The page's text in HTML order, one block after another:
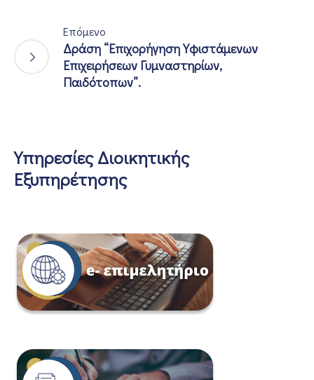
Επόμενο
Δράση “Επιχορήγηση Υφιστάμενων
Επιχειρήσεων Γυμναστηρίων,
Παιδότοπων”.
Υπηρεσίες Διοικητικής
Εξυπηρέτησης